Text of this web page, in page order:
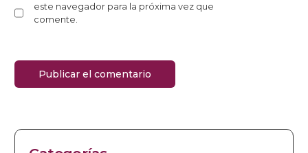
este navegador para la próxima vez que
comente.